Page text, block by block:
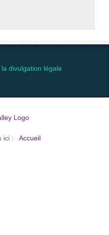
la divulgation légale
ici :Accueil